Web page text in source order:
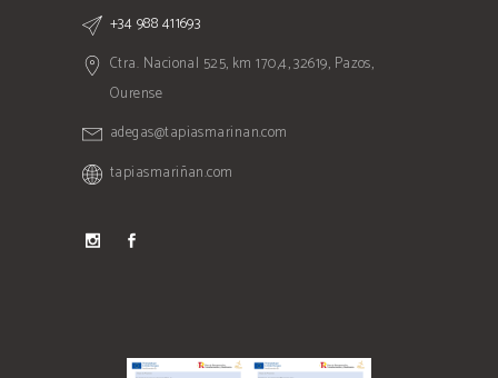
+34 988 411693
Ctra. Nacional 525, km 170,4, 32619, Pazos,
Ourense
adegas@tapiasmarinan.com
tapiasmariñan.com